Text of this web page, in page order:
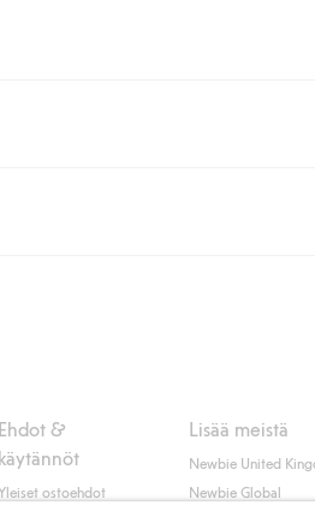
(ei koske kotiinkuljetusta).
Ehdot &
käytännöt
ostoehdot
Lisää meistä
Newbie United
Newbie Global